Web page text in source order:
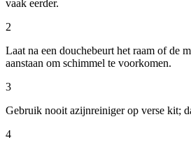
vaak eerder.
2
Laat na een douchebeurt het raam of de
aanstaan om schimmel te voorkomen.
3
Gebruik nooit azijnreiniger op verse kit;
4